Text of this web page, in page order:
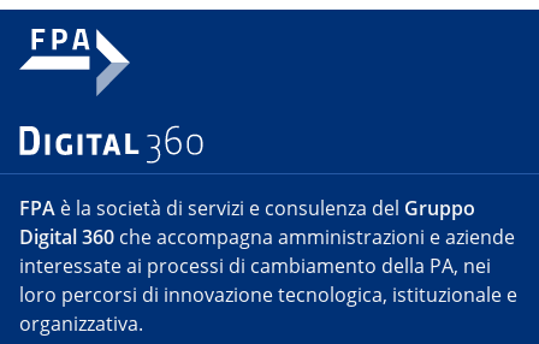
FPA è la società di servizi e consulenza del Gruppo
Digital 360 che accompagna amministrazioni e aziende
interessate ai processi di cambiamento della PA, nei
loro percorsi di innovazione tecnologica, istituzionale e
organizzativa.